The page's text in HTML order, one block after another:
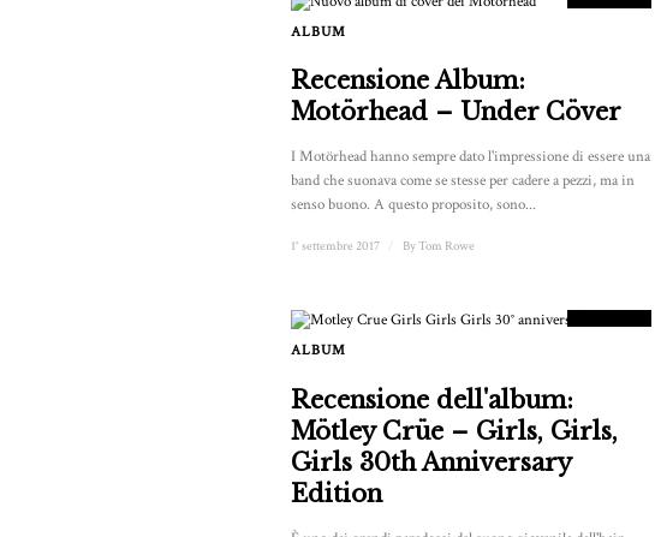
ALBUM
Recensione Album:
Motörhead – Under Cöver
I Motörhead hanno sempre dato l'impressione di essere una
band che suonava come se stesse per cadere a pezzi, ma in
senso buono. A questo proposito, sono...
1° settembre 2017 ByTom Rowe
PUNTEGGIO
ALBUM
Recensione dell'album:
Mötley Crüe – Girls, Girls,
Girls 30th Anniversary
Edition